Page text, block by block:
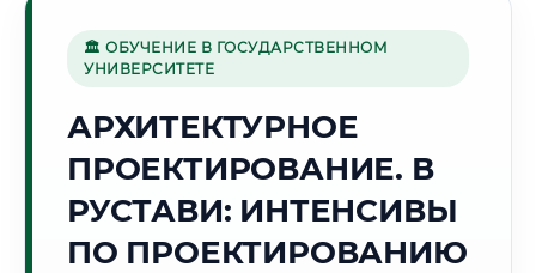
🏭
Г. РУСТАВИ
07:37:38
🏛 ОБУЧЕНИЕ В ГОСУДАРСТВЕННОМ
УНИВЕРСИТЕТЕ
АРХИТЕКТУРНОЕ
ПРОЕКТИРОВАНИЕ. В
РУСТАВИ: ИНТЕНСИВЫ
ПО ПРОЕКТИРОВАНИЮ